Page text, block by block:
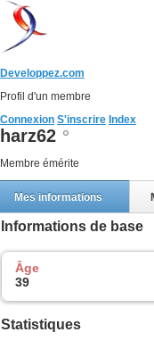
Developpez.com
Profil d'un membre
Connexion S'inscrire Index
harz62
Membre émérite
Mes informations
Informations de base
Âge
39
Statistiques